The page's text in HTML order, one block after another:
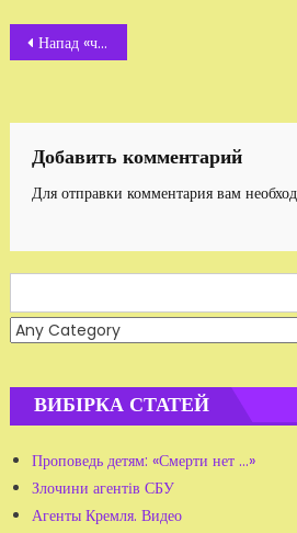
Навигация
записям
Напад «чекістів» на волонтерський центр
Добавить комментарий
Для отправки комментария вам
for:
ВИБІРКА СТАТЕЙ
Проповедь детям: «Смерти нет ...»
Злочини агентів СБУ
Агенты Кремля. Видео